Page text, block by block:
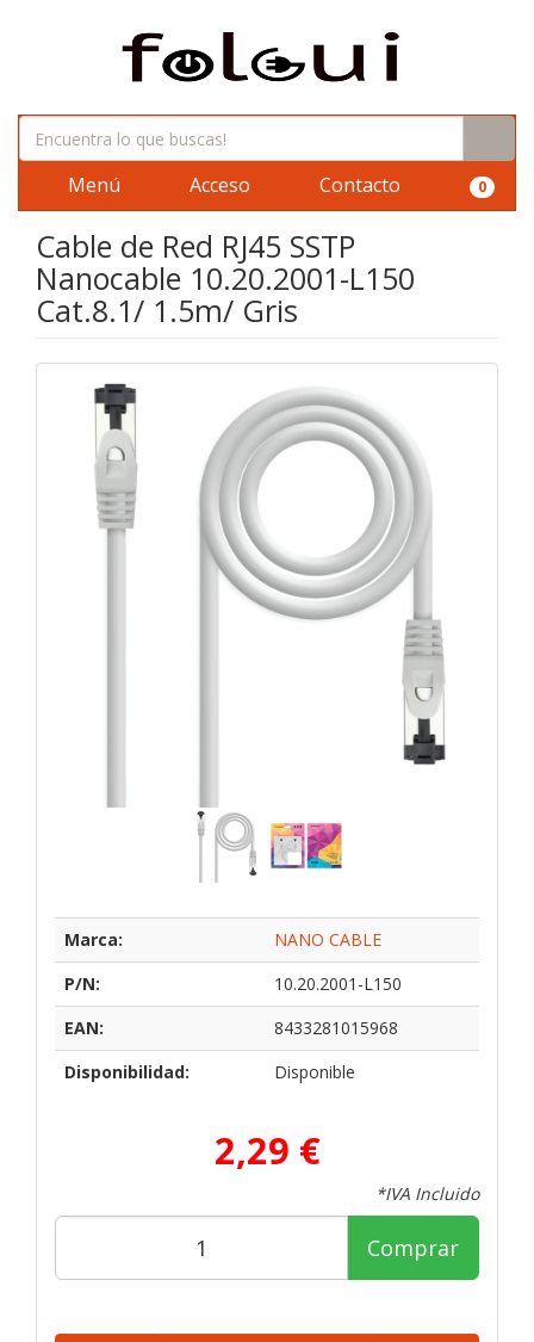
Menú Acceso Contacto 0
Cable de Red RJ45 SSTP
Nanocable 10.20.2001-L150
Cat.8.1/ 1.5m/ Gris
Marca:
NANO CABLE
P/N:
10.20.2001-L150
EAN:
8433281015968
Disponibilidad:
Disponible
2,29 €
*IVA Incluido
Comprar